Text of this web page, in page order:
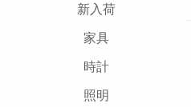
新入荷
家具
時計
照明